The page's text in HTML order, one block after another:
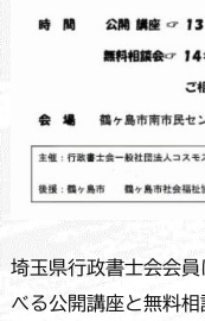
埼玉県行政書士会会
べる公開講座と無料相